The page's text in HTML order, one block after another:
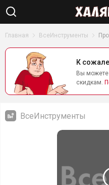
Главная ВсеИнструменты
К
Вы можете
скидкам.
ВсеИнструменты